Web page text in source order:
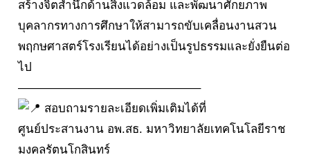
สร้างจิตสำนึกด้านสิ่งแวดล้อม และพัฒนาศักยภาพ
บุคลากรทางการศึกษาให้สามารถขับเคลื่อนงานสวน
พฤกษศาสตร์โรงเรียนได้อย่างเป็นรูปธรรมและยั่งยืนต่อ
ไป
———————————————–
สอบถามรายละเอียดเพิ่มเติมได้ที่
ศูนย์ประสานงาน อพ.สธ. มหาวิทยาลัยเทคโนโลยีราช
มงคลรัตนโกสินทร์